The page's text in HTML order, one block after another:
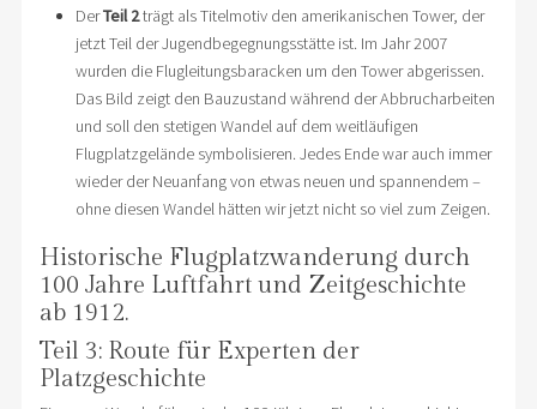
DerTeil 2trägt als Titelmotiv den amerikanischen Tower, der
jetzt Teil der Jugendbegegnungsstätte ist. Im Jahr 2007
wurden die Flugleitungsbaracken um den Tower abgerissen.
Das Bild zeigt den Bauzustand während der Abbrucharbeiten
und soll den stetigen Wandel auf dem weitläufigen
Flugplatzgelände symbolisieren. Jedes Ende war auch immer
wieder der Neuanfang von etwas neuen und spannendem –
ohne diesen Wandel hätten wir jetzt nicht so viel zum Zeigen.
Historische Flugplatzwanderung durch
100 Jahre Luftfahrt und Zeitgeschichte
ab 1912.
Teil 3: Route für Experten der
Platzgeschichte